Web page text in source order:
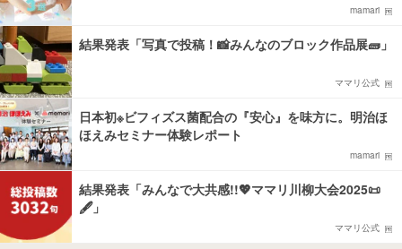
mamari
結果発表「写真で投稿！📸みんなのブロック作品展🧱」
ママリ公式
日本初※ビフィズス菌配合の『安心』を味方に。明治ほ
ほえみセミナー体験レポート
mamari
結果発表「みんなで大共感!!💖ママリ川柳大会2025📜
🖋️」
ママリ公式